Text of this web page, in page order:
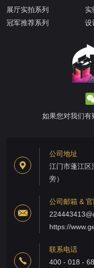
展厅实拍系列
冠军推荐系列
实
设
如果您对我们有
公司地址
江门市蓬江区
旁）
公司邮箱 &
https://
联系电话
400 - 018 -